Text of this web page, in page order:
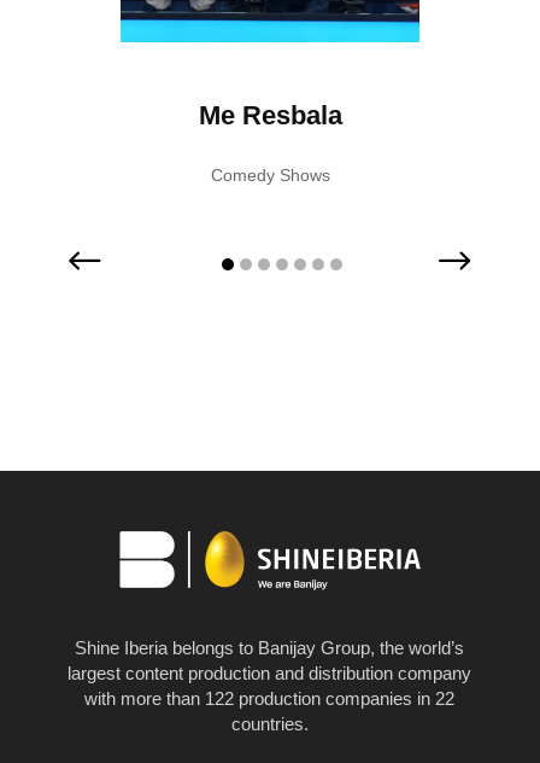
Me Resbala
Comedy Shows
Shine Iberia belongs to Banijay Group, the world’s
largest content production and distribution company
with more than 122 production companies in 22
countries.